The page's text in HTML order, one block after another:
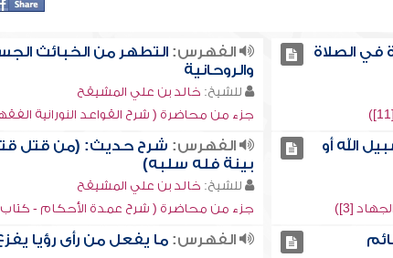
في الصلاة
الفهرس: التطهر من الخبائث
والروحانية
للشيخ: خالد بن علي المشيقح
جزء من محاضرة ( شرح القواعد النورانية
الله أو
[3])
الفهرس: شرح حديث: (من قتل
بينة فله سلبه)
للشيخ: خالد بن علي المشيقح
جزء من محاضرة ( شرح عمدة الأحكام - كتاب
الفهرس: ما يفعل من رأى رؤيا